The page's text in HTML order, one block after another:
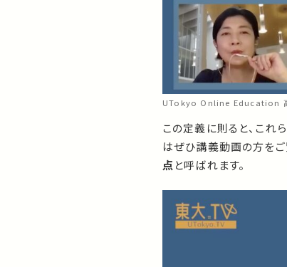
UTokyo Online Education 高
この定義に則ると、これ
はぜひ講義動画の方をご
点 と呼ばれます。